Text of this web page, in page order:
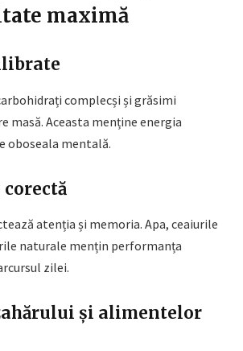
maximă
complecși și grăsimi
masă. Aceasta menține energia
oboseala mentală.
atenția și memoria. Apa, ceaiurile
naturale mențin performanța
zilei.
și alimentelor